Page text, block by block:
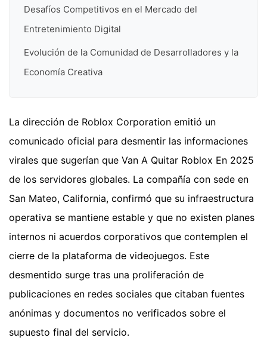
Desafíos Competitivos en el Mercado del
Entretenimiento Digital
Evolución de la Comunidad de Desarrolladores y la
Economía Creativa
La dirección de Roblox Corporation emitió un
comunicado oficial para desmentir las informaciones
virales que sugerían que Van A Quitar Roblox En 2025
de los servidores globales. La compañía con sede en
San Mateo, California, confirmó que su infraestructura
operativa se mantiene estable y que no existen planes
internos ni acuerdos corporativos que contemplen el
cierre de la plataforma de videojuegos. Este
desmentido surge tras una proliferación de
publicaciones en redes sociales que citaban fuentes
anónimas y documentos no verificados sobre el
supuesto final del servicio.